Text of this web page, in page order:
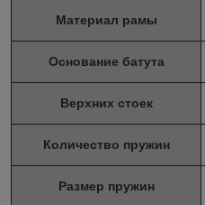
Материал рамы
Основание батута
Верхних стоек
Количество пружин
Размер пружин